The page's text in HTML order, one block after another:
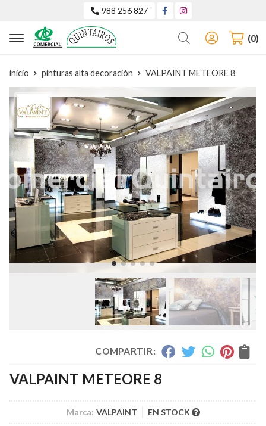
988 256 827
Buscar 0
inicio pinturas alta decoración VALPAINT METEORE 8
COMPARTIR:
VALPAINT METEORE 8
Marca: VALPAINT EN STOCK